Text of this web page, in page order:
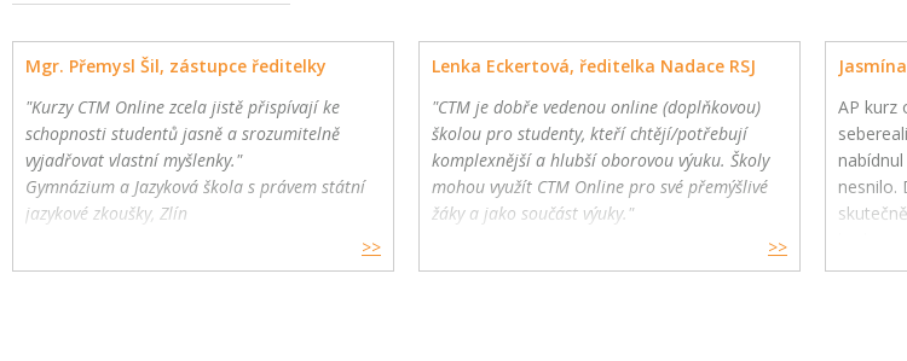
Mgr. Přemysl Šil, zástupce ředitelky
"Kurzy CTM Online zcela jistě přispívají ke
schopnosti studentů jasně a srozumitelně
vyjadřovat vlastní myšlenky."
Gymnázium a Jazyková škola s právem státní
jazykové zkoušky, Zlín
>>
Lenka Eckertová, ředitelka Nadace RSJ
"CTM je dobře vedenou online (doplňkovou)
školou pro studenty, kteří chtějí/potřebují
komplexnější a hlubší oborovou výuku. Školy
mohou využít CTM Online pro své přemýšlivé
žáky a jako součást výuky."
>>
AP kurz
nesnilo.